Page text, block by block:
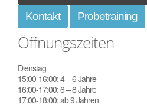
Kontakt
Probetraining
Öffnungszeiten
Dienstag
15:00-16:00: 4 – 6 Jahre
16:00-17:00: 6 – 8 Jahre
17:00-18:00: ab 9 Jahren